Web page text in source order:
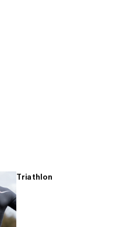
Triathlon